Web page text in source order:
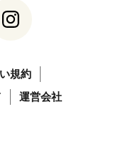
規約
運営会社